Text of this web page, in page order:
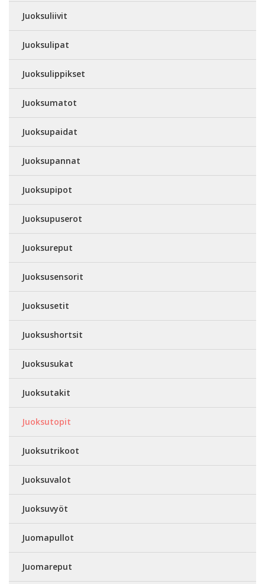
Juoksuliivit
Juoksulipat
Juoksulippikset
Juoksumatot
Juoksupaidat
Juoksupannat
Juoksupipot
Juoksupuserot
Juoksureput
Juoksusensorit
Juoksusetit
Juoksushortsit
Juoksusukat
Juoksutakit
Juoksutopit
Juoksutrikoot
Juoksuvalot
Juoksuvyöt
Juomapullot
Juomareput